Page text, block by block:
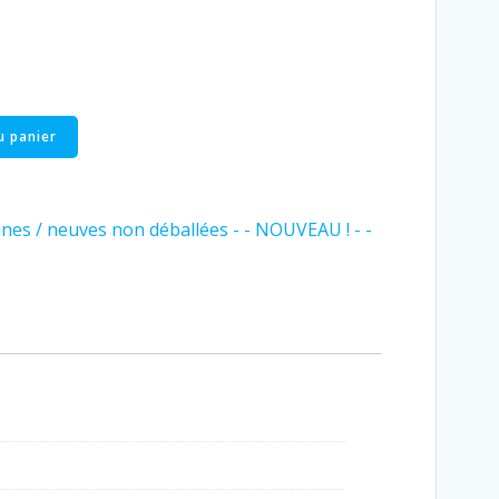
panier
/ neuves non déballées - - NOUVEAU ! - -